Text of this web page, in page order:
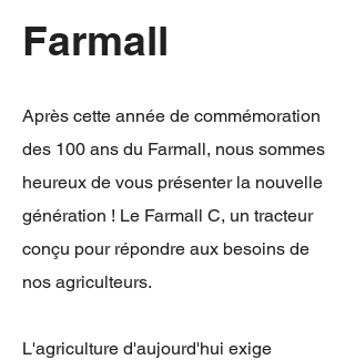
Farmall
Après cette année de commémoration
des 100 ans du Farmall, nous sommes
heureux de vous présenter la nouvelle
génération ! Le Farmall C, un tracteur
conçu pour répondre aux besoins de
nos agriculteurs.
L'agriculture d'aujourd'hui exige